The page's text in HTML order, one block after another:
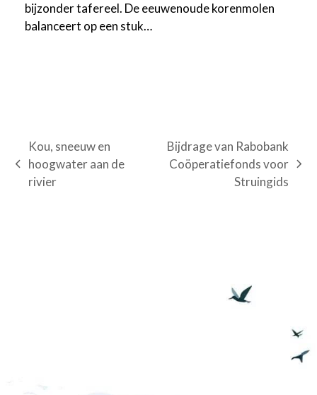
bijzonder tafereel. De eeuwenoude korenmolen
balanceert op een stuk…
previous
post:
Kou, sneeuw en
hoogwater aan de
rivier
Bijdrage van Rabobank
Coöperatiefonds voor
Struingids